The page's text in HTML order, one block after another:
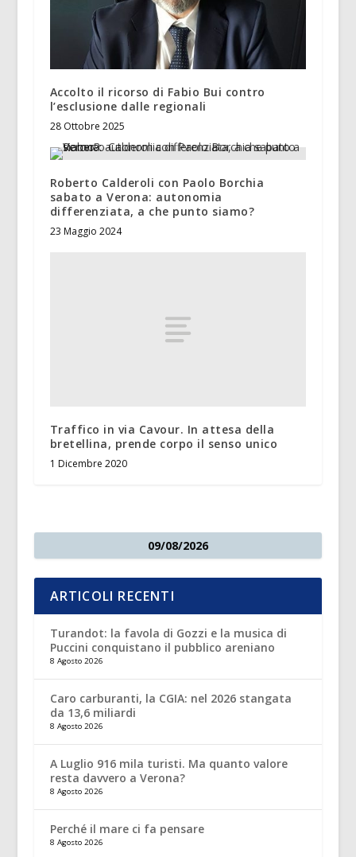
Accolto il ricorso di Fabio Bui contro
l’esclusione dalle regionali
28 Ottobre 2025
Roberto Calderoli con Paolo Borchia
sabato a Verona: autonomia
differenziata, a che punto siamo?
23 Maggio 2024
Traffico in via Cavour. In attesa della
bretellina, prende corpo il senso unico
1 Dicembre 2020
09/08/2026
ARTICOLI RECENTI
Turandot: la favola di Gozzi e la musica di
Puccini conquistano il pubblico areniano
8 Agosto 2026
Caro carburanti, la CGIA: nel 2026 stangata
da 13,6 miliardi
8 Agosto 2026
A Luglio 916 mila turisti. Ma quanto valore
resta davvero a Verona?
8 Agosto 2026
Perché il mare ci fa pensare
8 Agosto 2026